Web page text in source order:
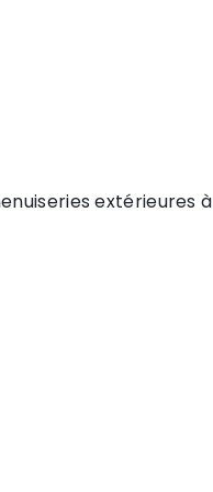
extérieures